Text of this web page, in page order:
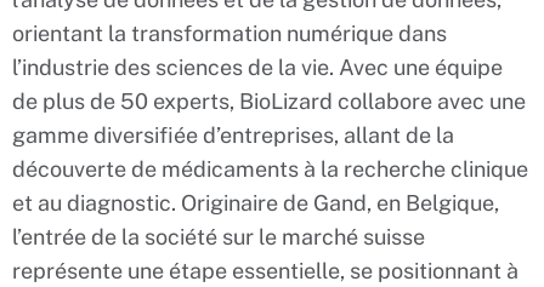
orientant la transformation numérique dans
l’industrie des sciences de la vie. Avec une équipe
de plus de 50 experts, BioLizard collabore avec une
gamme diversifiée d’entreprises, allant de la
découverte de médicaments à la recherche clinique
et au diagnostic. Originaire de Gand, en Belgique,
l’entrée de la société sur le marché suisse
représente une étape essentielle, se positionnant à